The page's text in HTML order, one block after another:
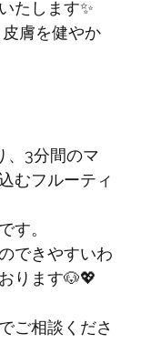
たします✨
膚を健やか
、3分間のマ
むフルーティ
す。
できやすいわ
ります🐶💖
ご相談くださ